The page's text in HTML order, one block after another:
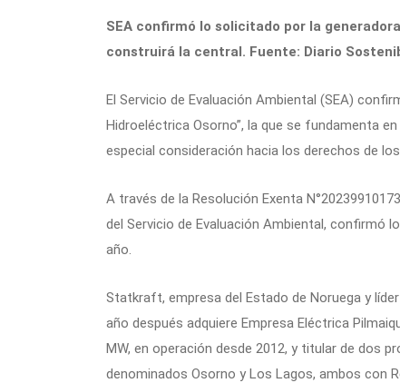
SEA confirmó lo solicitado por la
construirá la central. Fuente: Diario
El Servicio de Evaluación Ambiental (SEA)
Hidroeléctrica Osorno”, la que se fundamenta
especial consideración hacia los derechos de
A través de la Resolución Exenta
del Servicio de Evaluación Ambiental, confirmó
año.
Statkraft, empresa del Estado de Noruega y
año después adquiere Empresa Eléctrica
MW, en operación desde 2012, y titular de dos
denominados Osorno y Los Lagos, ambos con